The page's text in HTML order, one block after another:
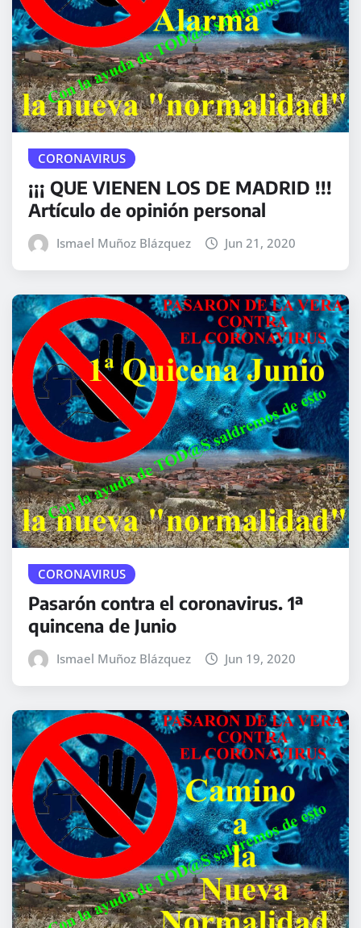
CORONAVIRUS
¡¡¡ QUE VIENEN LOS DE MADRID !!!
Artículo de opinión personal
Ismael Muñoz Blázquez Jun 21, 2020
CORONAVIRUS
Pasarón contra el coronavirus. 1ª
quincena de Junio
Ismael Muñoz Blázquez Jun 19, 2020